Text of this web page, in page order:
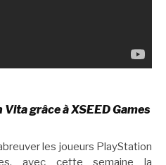
grâce à XSEED Games
les joueurs PlayStation
avec cette semaine la